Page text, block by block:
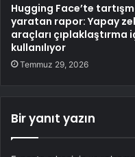
Hugging Face’te
yaratan rapor: Yapay
araçları çıplaklaştırma
kullanılıyor
Temmuz 29, 2026
Bir yanıt yazın